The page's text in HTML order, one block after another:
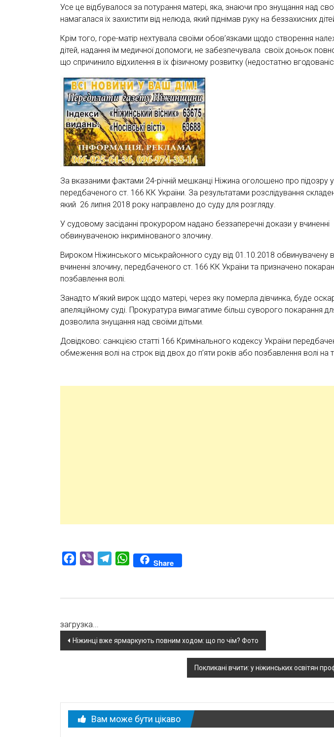
Усе це відбувалося за потурання матері, яка, знаючи про знущання над
намагалася їх захистити від нелюда, який піднімав руку на беззахисних
Крім того, горе-матір нехтувала своїми обов’язками щодо створення
дітей, надання їм медичної допомоги, не забезпечувала своїх доньок
що спричинило відхилення в їх фізичному розвитку (недостатню
За вказаними фактами 24-річній мешканці Ніжина оголошено про підозру у
передбаченого ст. 166 КК України. За результатами розслідування
який 26 липня 2018 року направлено до суду для розгляду.
У судовому засіданні прокурором надано беззаперечні докази у вчиненні
обвинуваченою інкримінованого злочину.
Вироком Ніжинського міськрайонного суду від 01.10.2018 обвинувачену
вчиненні злочину, передбаченого ст. 166 КК України та призначено
позбавлення волі.
Занадто м’який вирок щодо матері, через яку померла дівчинка, буде
апеляційному суді. Прокуратура вимагатиме більш суворого покарання
дозволила знущання над своїми дітьми.
Довідково: санкцією статті 166 Кримінального кодексу України
обмеження волі на строк від двох до п’яти років або позбавлення волі на
Facebook
Viber TelegramWhatsAppShare
загрузка...
Навігація
Ніжинці вже ярмаркують повним ходом: що по чім? Фото
Покликані вчити: у ніжинських освітян
Вам може бути цікаво